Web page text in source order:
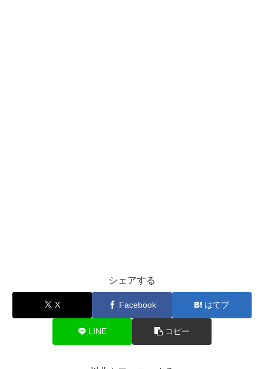
シェアする
X Facebook はてブ
LINE コピー